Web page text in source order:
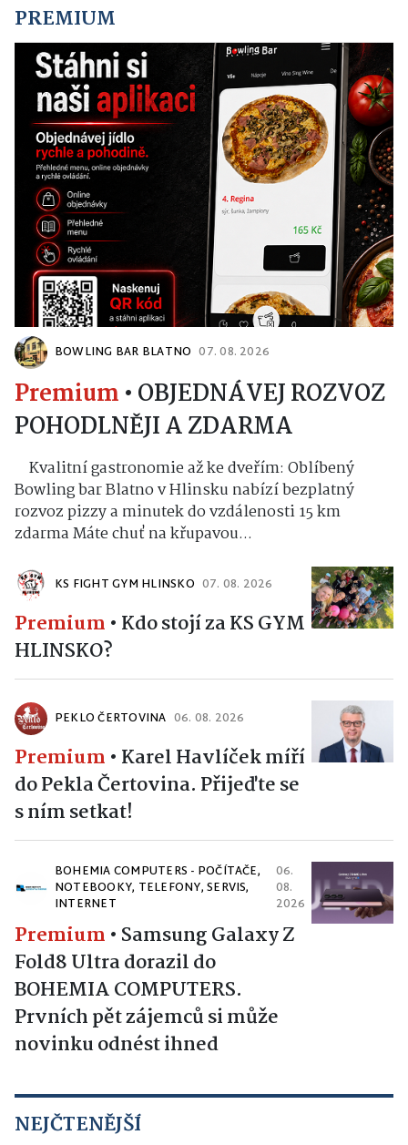
PREMIUM
BOWLING BAR BLATNO 07. 08. 2026
Premium • OBJEDNÁVEJ ROZVOZ
POHODLNĚJI A ZDARMA
Kvalitní gastronomie až ke dveřím: Oblíbený
Bowling bar Blatno v Hlinsku nabízí bezplatný
rozvoz pizzy a minutek do vzdálenosti 15 km
zdarma Máte chuť na křupavou...
KS FIGHT GYM HLINSKO 07. 08. 2026
Premium • Kdo stojí za KS GYM
HLINSKO?
PEKLO ČERTOVINA 06. 08. 2026
Premium • Karel Havlíček míří
do Pekla Čertovina. Přijeďte se
s ním setkat!
BOHEMIA COMPUTERS - POČÍTAČE,
NOTEBOOKY, TELEFONY, SERVIS,
INTERNET
06.
08.
2026
Premium • Samsung Galaxy Z
Fold8 Ultra dorazil do
BOHEMIA COMPUTERS.
Prvních pět zájemců si může
novinku odnést ihned
NEJČTENĚJŠÍ